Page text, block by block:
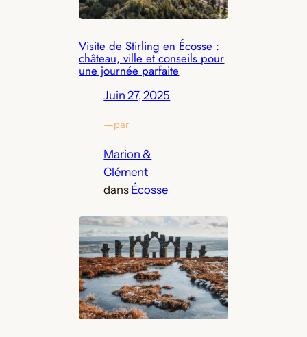
Visite de Stirling en Écosse :
château, ville et conseils pour
une journée parfaite
Juin 27, 2025
—par
Marion &
Clément
dans Écosse